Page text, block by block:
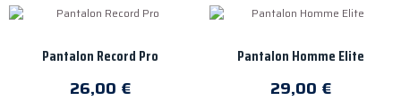
Pantalon Record Pro
26,00 €
Pantalon Homme Elite
29,00 €